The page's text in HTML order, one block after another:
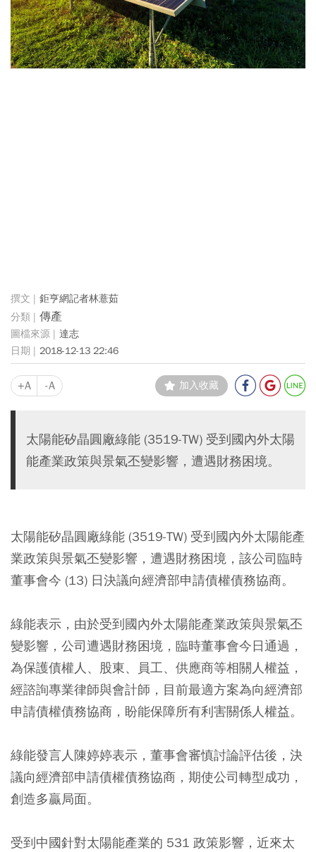
鉅亨網記者林薏茹
傳產
達志
2018-12-13 22:46
+A -A 加入收藏
太陽能矽晶圓廠綠能 (3519-TW) 受到國內外太陽
能產業政策與景氣丕變影響，遭遇財務困境。
太陽能矽晶圓廠綠能 (3519-TW) 受到國內外太陽能產
業政策與景氣丕變影響，遭遇財務困境，該公司臨時
董事會今 (13) 日決議向經濟部申請債權債務協商。
綠能表示，由於受到國內外太陽能產業政策與景氣丕
變影響，公司遭遇財務困境，臨時董事會今日通過，
為保護債權人、股東、員工、供應商等相關人權益，
經諮詢專業律師與會計師，目前最適方案為向經濟部
申請債權債務協商，盼能保障所有利害關係人權益。
綠能發言人陳婷婷表示，董事會審慎討論評估後，決
議向經濟部申請債權債務協商，期使公司轉型成功，
創造多贏局面。
受到中國針對太陽能產業的 531 政策影響，近來太